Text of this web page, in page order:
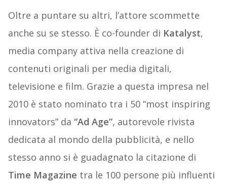
Oltre a puntare su altri, l’attore scommette
anche su se stesso. È co-founder di Katalyst,
media company attiva nella creazione di
contenuti originali per media digitali,
televisione e film. Grazie a questa impresa nel
2010 è stato nominato tra i 50 “most inspiring
innovators” da “Ad Age”, autorevole rivista
dedicata al mondo della pubblicità, e nello
stesso anno si è guadagnato la citazione di
Time Magazine tra le 100 persone più influenti